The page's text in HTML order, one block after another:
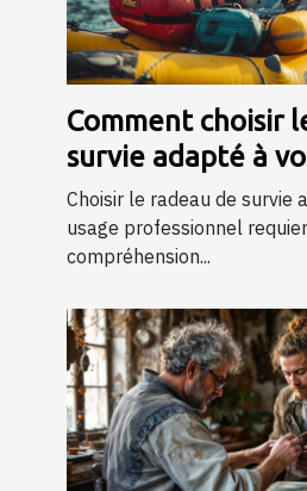
Comment choisir
survie adapté à
professionnels ?
Choisir le radeau de survie
usage professionnel
compréhension...